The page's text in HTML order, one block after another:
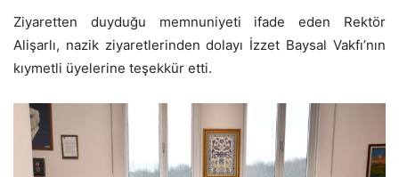
Ziyaretten duyduğu memnuniyeti ifade eden Rektör
Alişarlı, nazik ziyaretlerinden dolayı İzzet Baysal Vakfı’nın
kıymetli üyelerine teşekkür etti.